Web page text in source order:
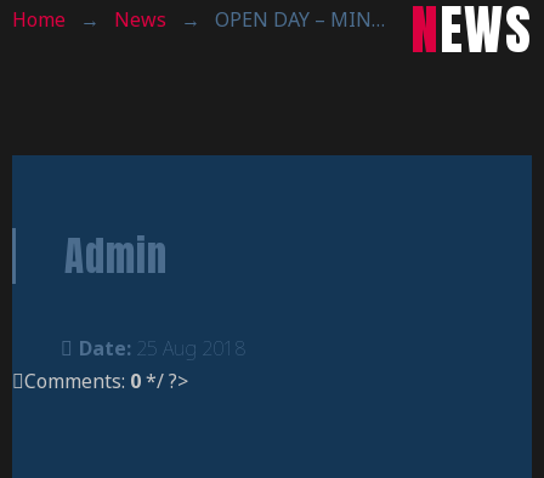
Home → News → OPEN DAY – MINIBASKET STAGIONE 2018/2019 NEWS
Admin
Date: 25 Aug 2018
Comments: 0*/ ?>